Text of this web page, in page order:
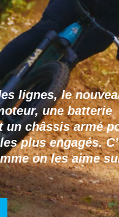
lignes, le
une batterie
un châssis armé
plus engagés.
on les aime